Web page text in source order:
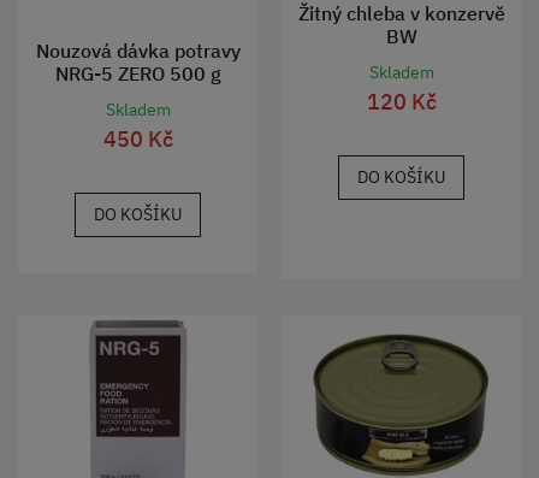
Nouzová dávka potravy
NRG-5 ZERO 500 g
Skladem
450 Kč
DO KOŠÍKU
Žitný chleba v konzervě
BW
Skladem
120 Kč
DO KOŠÍKU